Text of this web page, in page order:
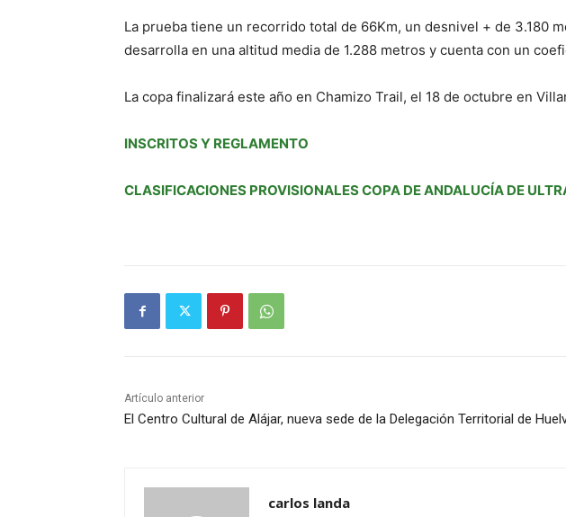
La prueba tiene un recorrido total de 66Km, un desnivel + de 3.180
desarrolla en una altitud media de 1.288 metros y cuenta con un
La copa finalizará este año en Chamizo Trail, el 18 de octubre en
INSCRITOS Y REGLAMENTO
CLASIFICACIONES PROVISIONALES COPA DE ANDALUCÍA DE
Artículo anterior
El Centro Cultural de Alájar, nueva sede de la Delegación Territorial de
carlos landa